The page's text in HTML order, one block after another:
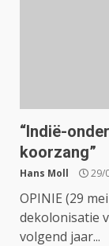
“Indië-
koorzang”
Hans Moll 29/
OPINIE (29
dekolonisatie
volgend jaar...